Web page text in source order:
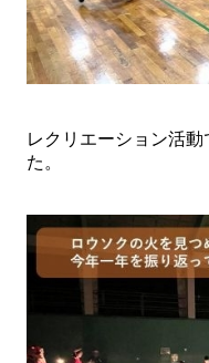
レクリエーション活
た。